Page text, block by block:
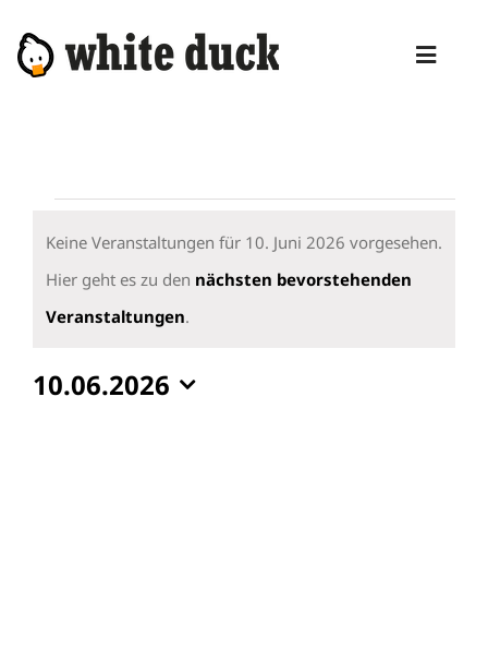
Inhalt
DIENSTLEISTUNGEN
MANAGED SERVICES
für
10.
Juni
Hinweis
Keine Veranstaltungen für 10. Juni 2026 vorgesehen.
Hier geht es zu den nächsten bevorstehenden
Veranstaltungen.
10.06.2026